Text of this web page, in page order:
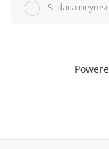
Sadəcə